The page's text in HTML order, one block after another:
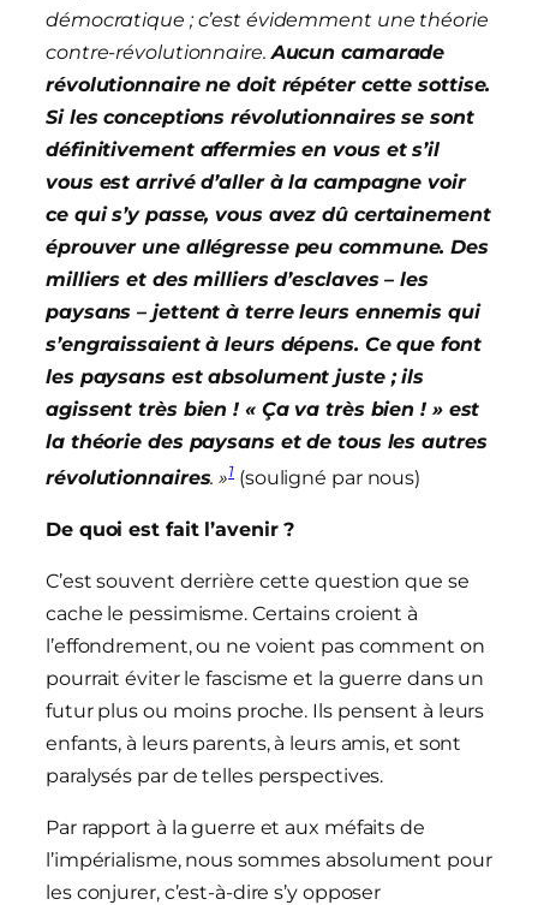
démocratique ; c’est évidemment une théorie
contre-révolutionnaire.Aucun camarade
révolutionnaire ne doit répéter cette sottise.
Si les conceptions révolutionnaires se sont
définitivement affermies en vous et s’il
vous est arrivé d’aller à la campagne voir
ce qui s’y passe, vous avez dû certainement
éprouver une allégresse peu commune. Des
milliers et des milliers d’esclaves – les
paysans – jettent à terre leurs ennemis qui
s’engraissaient à leurs dépens. Ce que font
les paysans est absolument juste ; ils
agissent très bien ! « Ça va très bien ! » est
la théorie des paysans et de tous les autres
révolutionnaires. »1 (souligné par nous)
De quoi est fait l’avenir ?
C’est souvent derrière cette question que se
cache le pessimisme. Certains croient à
l’effondrement, ou ne voient pas comment on
pourrait éviter le fascisme et la guerre dans un
futur plus ou moins proche. Ils pensent à leurs
enfants, à leurs parents, à leurs amis, et sont
paralysés par de telles perspectives.
Par rapport à la guerre et aux méfaits de
l’impérialisme, nous sommes absolument pour
les conjurer, c’est-à-dire s’y opposer